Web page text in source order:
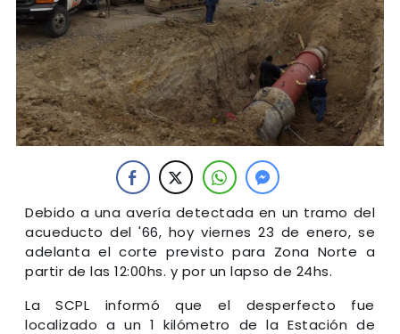
Debido a una avería detectada en un tramo del
acueducto del '66, hoy viernes 23 de enero, se
adelanta el corte previsto para Zona Norte a
partir de las 12:00hs. y por un lapso de 24hs.
La SCPL informó que el desperfecto fue
localizado a un 1 kilómetro de la Estación de